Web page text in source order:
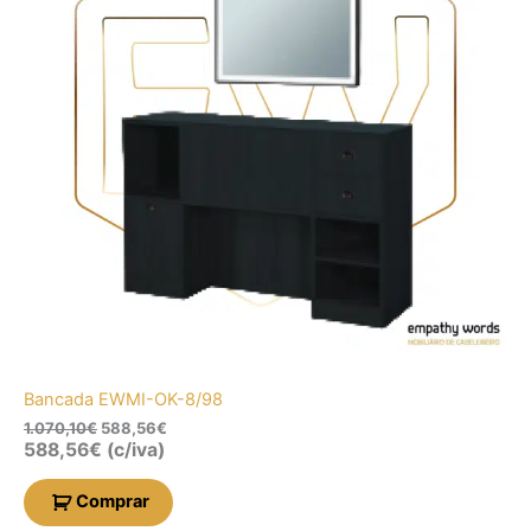
Bancada EWMI-OK-8/98
1.070,10€ 588,56€
588,56€ (c/iva)
Comprar